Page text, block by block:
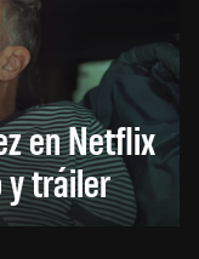
en Netflix
y tráiler